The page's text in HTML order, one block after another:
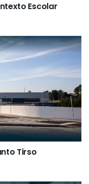
Escolar
Tirso